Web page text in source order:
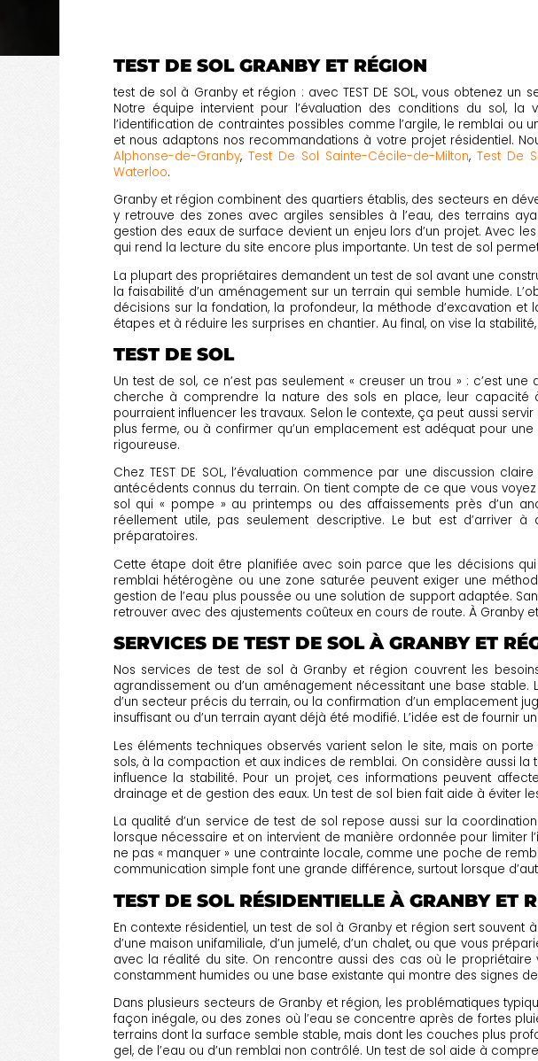
TEST DE SOL GRANBY ET RÉGION
test de sol à Granby et région : avec TEST DE SOL, vous obtenez
Notre équipe intervient pour l’évaluation des conditions du sol, la
l’identification de contraintes possibles comme l’argile, le remblai
et nous adaptons nos recommandations à votre projet résidentiel.
Alphonse-de-Granby, Test De Sol Sainte-Cécile-de-Milton, Test De
Waterloo.
Granby et région combinent des quartiers établis, des secteurs en
y retrouve des zones avec argiles sensibles à l’eau, des terrains
gestion des eaux de surface devient un enjeu lors d’un projet. Avec
qui rend la lecture du site encore plus importante. Un test de sol
La plupart des propriétaires demandent un test de sol avant une
la faisabilité d’un aménagement sur un terrain qui semble humide.
décisions sur la fondation, la profondeur, la méthode d’excavation
étapes et à réduire les surprises en chantier. Au final, on vise la
TEST DE SOL
Un test de sol, ce n’est pas seulement « creuser un trou » : c’est
cherche à comprendre la nature des sols en place, leur capacité
pourraient influencer les travaux. Selon le contexte, ça peut aussi
plus ferme, ou à confirmer qu’un emplacement est adéquat pour
rigoureuse.
Chez TEST DE SOL, l’évaluation commence par une discussion
antécédents connus du terrain. On tient compte de ce que vous
sol qui « pompe » au printemps ou des affaissements près d’un
réellement utile, pas seulement descriptive. Le but est d’arriver
préparatoires.
Cette étape doit être planifiée avec soin parce que les décisions
remblai hétérogène ou une zone saturée peuvent exiger une
gestion de l’eau plus poussée ou une solution de support adaptée.
retrouver avec des ajustements coûteux en cours de route. À Granby
SERVICES DE TEST DE SOL À GRANBY ET
Nos services de test de sol à Granby et région couvrent les
agrandissement ou d’un aménagement nécessitant une base stable.
d’un secteur précis du terrain, ou la confirmation d’un emplacement
insuffisant ou d’un terrain ayant déjà été modifié. L’idée est de
Les éléments techniques observés varient selon le site, mais on
sols, à la compaction et aux indices de remblai. On considère aussi
influence la stabilité. Pour un projet, ces informations peuvent
drainage et de gestion des eaux. Un test de sol bien fait aide à éviter
La qualité d’un service de test de sol repose aussi sur la
lorsque nécessaire et on intervient de manière ordonnée pour limiter
ne pas « manquer » une contrainte locale, comme une poche de
communication simple font une grande différence, surtout lorsque
TEST DE SOL RÉSIDENTIELLE À GRANBY ET
En contexte résidentiel, un test de sol à Granby et région sert
d’une maison unifamiliale, d’un jumelé, d’un chalet, ou que vous
avec la réalité du site. On rencontre aussi des cas où le propriétaire
constamment humides ou une base existante qui montre des signes
Dans plusieurs secteurs de Granby et région, les problématiques
façon inégale, ou des zones où l’eau se concentre après de fortes
terrains dont la surface semble stable, mais dont les couches plus
gel, de l’eau ou d’un remblai non contrôlé. Un test de sol aide à